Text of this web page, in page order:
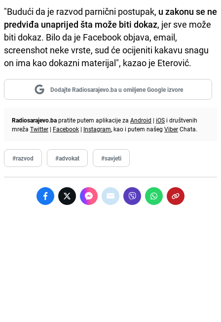
"Budući da je razvod parnični postupak, u zakonu se ne
predviđa unaprijed šta može biti dokaz, jer sve može
biti dokaz. Bilo da je Facebook objava, email,
screenshot neke vrste, sud će ocijeniti kakavu snagu
on ima kao dokazni materijal", kazao je Eterović.
Dodajte Radiosarajevo.ba u omiljene Google izvore
Radiosarajevo.bapratite putem aplikacije za Android | iOS i društvenih
mreža Twitter | Facebook | Instagram, kao i putem našeg ViberChata.
#razvod #advokat #savjeti